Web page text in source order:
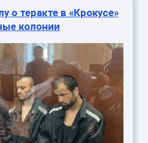
о теракте в «Крокусе»
колонии